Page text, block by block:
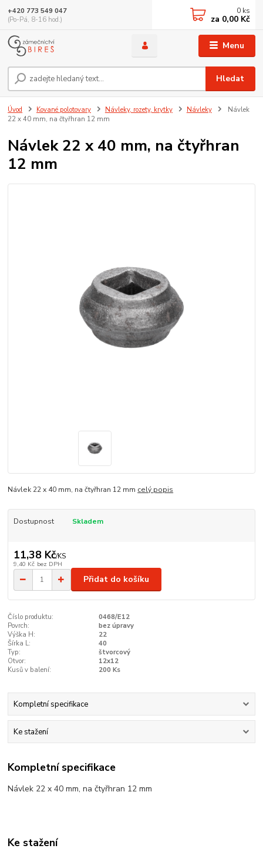
Menu
Hledat
+420 773 549 047
(Po-Pá, 8-16 hod.)
0 ks
za 0,00 Kč
Úvod Kované polotovary Návleky, rozety, krytky Návleky
Návlek
22 x 40 mm, na čtyřhran 12 mm
Návlek 22 x 40 mm, na čtyřhran
12 mm
Návlek 22 x 40 mm, na čtyřhran 12 mm celý popis
Dostupnost Skladem
11,38 Kč/KS
9,40 Kč bez DPH
Přidat do košíku
Číslo produktu:
0468/E12
Povrch:
bez úpravy
Výška H:
22
Šírka L:
40
Typ:
štvorcový
Otvor:
12x12
Kusů v balení:
200 Ks
Kompletní specifikace
Ke stažení
Kompletní specifikace
Návlek 22 x 40 mm, na čtyřhran 12 mm
Ke stažení